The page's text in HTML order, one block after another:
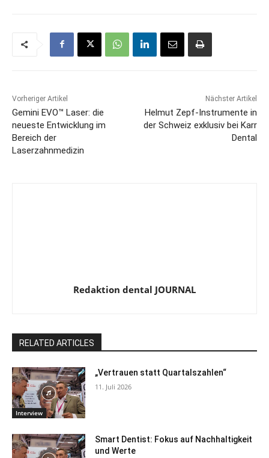
Vorheriger Artikel
Gemini EVO™ Laser: die
neueste Entwicklung im
Bereich der
Laserzahnmedizin
Nächster Artikel
Helmut Zepf-Instrumente in
der Schweiz exklusiv bei Karr
Dental
Redaktion dental JOURNAL
RELATED ARTICLES
Interview
„Vertrauen statt Quartalszahlen“
11. Juli 2026
Smart Dentist: Fokus auf Nachhaltigkeit
und Werte